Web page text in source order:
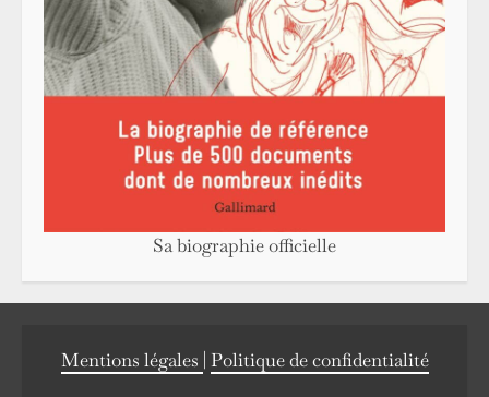
Sa biographie officielle
Mentions légales Politique de confidentialité